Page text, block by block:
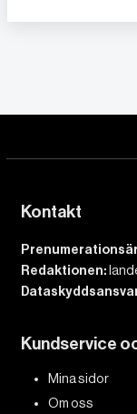
Kontakt
Redaktionen:
Kundservice
Mina sidor
Om oss